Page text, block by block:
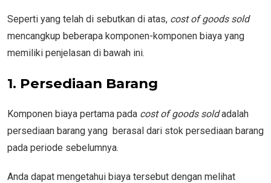
Seperti yang telah di sebutkan di atas, cost of goods sold
mencangkup beberapa komponen-komponen biaya yang
memiliki penjelasan di bawah ini.
1. Persediaan Barang
Komponen biaya pertama pada cost of goods soldadalah
persediaan barang yang berasal dari stok persediaan barang
pada periode sebelumnya.
Anda dapat mengetahui biaya tersebut dengan melihat